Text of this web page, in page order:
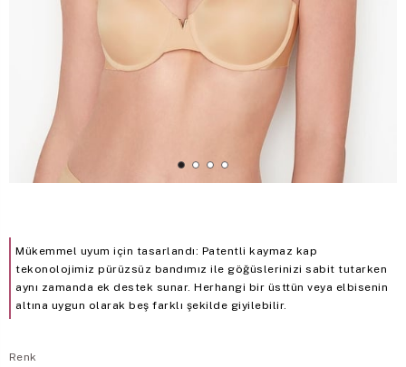
Mükemmel uyum için tasarlandı: Patentli kaymaz kap
tekonolojimiz pürüzsüz bandımız ile göğüslerinizi sabit tutarken
aynı zamanda ek destek sunar. Herhangi bir üsttün veya elbisenin
altına uygun olarak beş farklı şekilde giyilebilir.
Renk